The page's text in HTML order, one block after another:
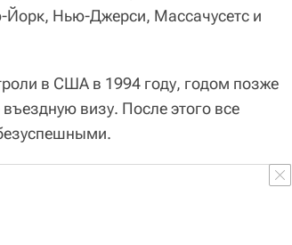
Нью-Джерси, Массачусетс и
в США в 1994 году, годом позже
визу. После этого все